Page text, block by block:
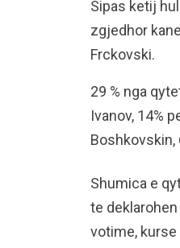
Sipas ketij
zgjedhor
Frckovski.
29 % nga
Ivanov, 14%
Boshkovskin,
Shumica e
te
votime,